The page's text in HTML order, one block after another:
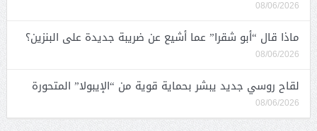
08/06/2026
ماذا قال “أبو شقرا” عما أشيع عن ضريبة جديدة على البنزين؟
08/06/2026
لقاح روسي جديد يبشر بحماية قوية من “الإيبولا” المتحورة
08/06/2026